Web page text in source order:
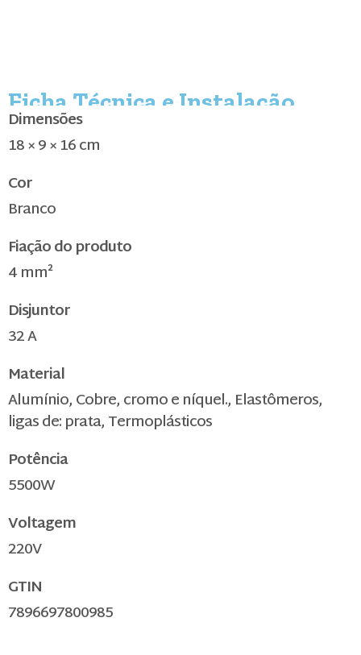
Ficha Técnica e Instalação
Dimensões
18 × 9 × 16 cm
Cor
Branco
Fiação do produto
4 mm²
Disjuntor
32 A
Material
Alumínio, Cobre, cromo e níquel., Elastômeros,
ligas de: prata, Termoplásticos
Potência
5500W
Voltagem
220V
GTIN
7896697800985